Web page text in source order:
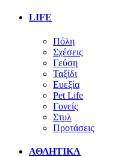
LIFE
Πόλη
Σχέσεις
Γεύση
Ταξίδι
Ευεξία
Pet Life
Γονείς
Στυλ
Προτάσεις
ΑΘΛΗΤΙΚΑ